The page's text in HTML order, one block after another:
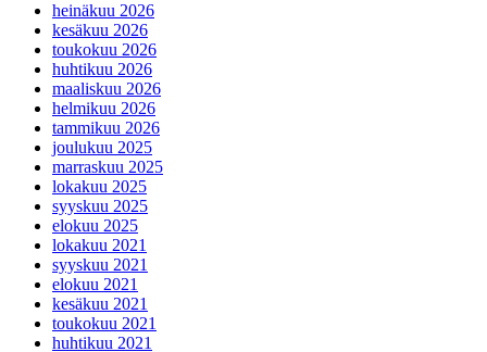
heinäkuu 2026
kesäkuu 2026
toukokuu 2026
huhtikuu 2026
maaliskuu 2026
helmikuu 2026
tammikuu 2026
joulukuu 2025
marraskuu 2025
lokakuu 2025
syyskuu 2025
elokuu 2025
lokakuu 2021
syyskuu 2021
elokuu 2021
kesäkuu 2021
toukokuu 2021
huhtikuu 2021